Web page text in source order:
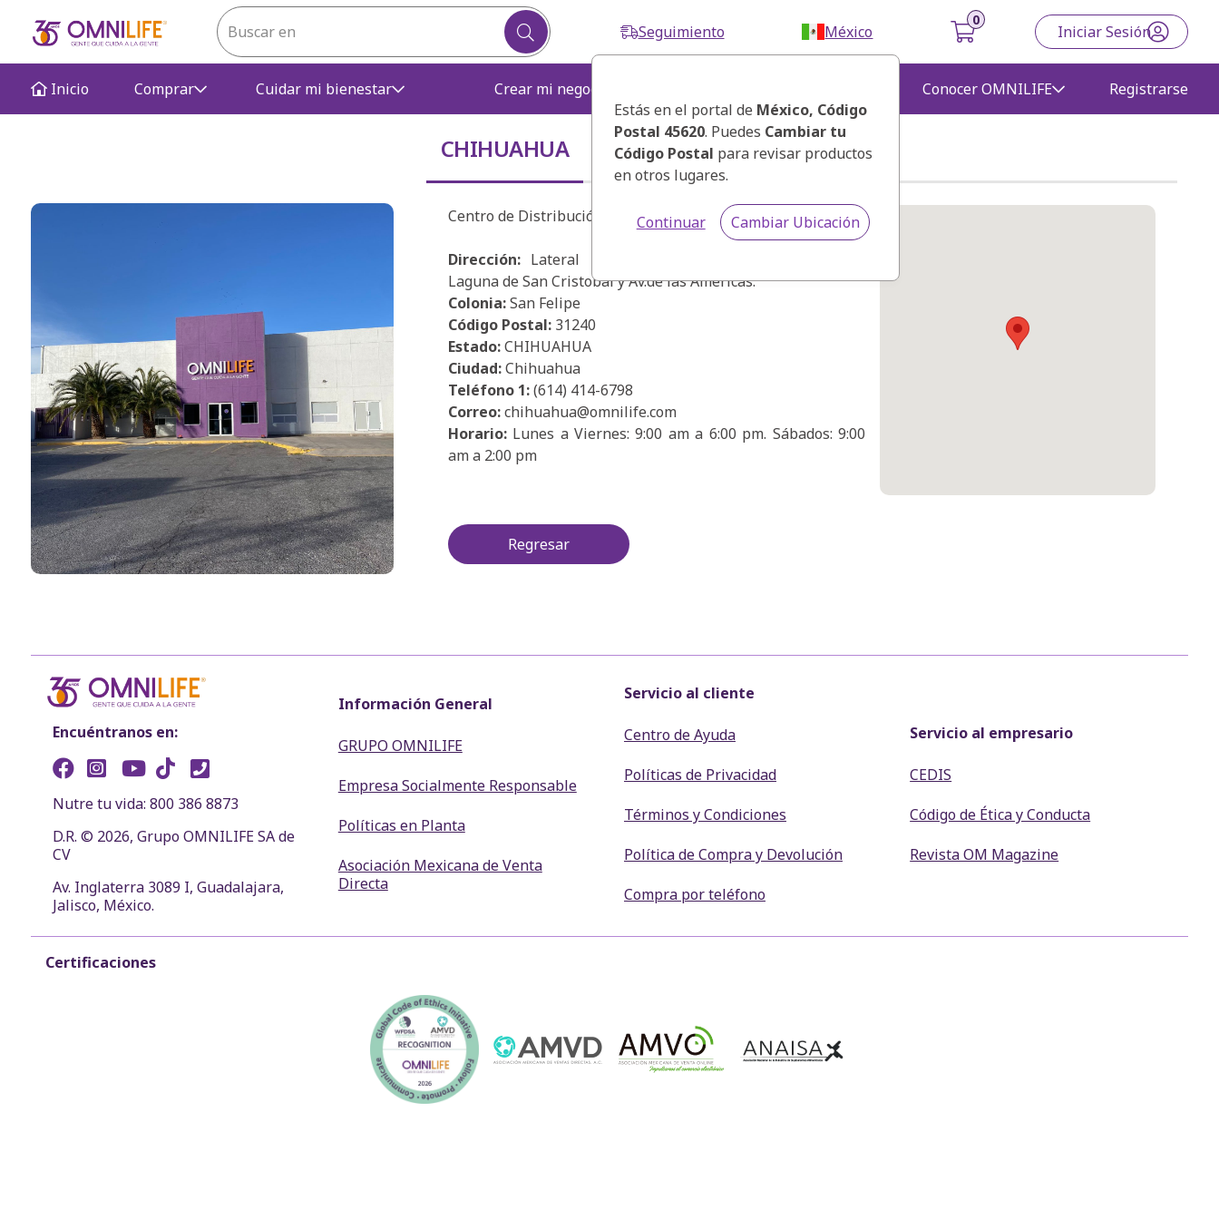
Seguimiento México Iniciar Sesión
Inicio Comprar Cuidar mi bienestar Crear mi negocio Conocer OMNILIFE
Registrarse
Estás en el portal de México, Código
Postal 45620. Puedes Cambiar tu
Código Postal para revisar productos
en otros lugares.
Continuar Cambiar Ubicación
CHIHUAHUA
Centro de Distribución Chihuahua.
Dirección:Lateral Periférico Ortíz Mena # 3507 entre
Laguna de San Cristobal y Av.de las Américas.
Colonia:San Felipe
Código Postal:31240
Estado:CHIHUAHUA
Ciudad:Chihuahua
Teléfono 1:(614) 414-6798
Correo:chihuahua@omnilife.com
Horario:Lunes a Viernes: 9:00 am a 6:00 pm. Sábados: 9:00
am a 2:00 pm
Regresar
Encuéntranos en:
Nutre tu vida: 800 386 8873
D.R. © 2026, Grupo OMNILIFE SA de
CV
Av. Inglaterra 3089 I, Guadalajara,
Jalisco, México.
Información General
GRUPO OMNILIFE
Empresa Socialmente Responsable
Políticas en Planta
Asociación Mexicana de Venta
Directa
Servicio al cliente
Centro de Ayuda
Políticas de Privacidad
Términos y Condiciones
Política de Compra y Devolución
Compra por teléfono
Servicio al empresario
CEDIS
Código de Ética y Conducta
Revista OM Magazine
Certificaciones